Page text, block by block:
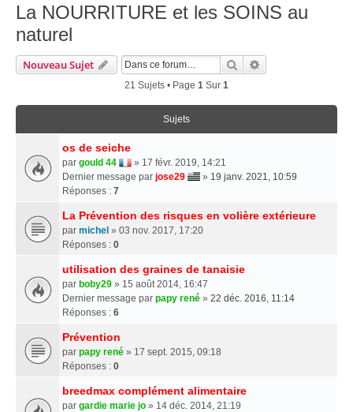
La NOURRITURE et les SOINS au
naturel
Nouveau Sujet Rechercher
21 Sujets • Page 1 Sur 1
Sujets
os de seiche
par gould 44
» 17 févr. 2019, 14:21
Dernier message par jose29 » 19 janv. 2021, 10:59
Réponses : 7
La Prévention des risques en volière extérieure
par michel » 03 nov. 2017, 17:20
Réponses : 0
utilisation des graines de tanaisie
par boby29 » 15 août 2014, 16:47
Dernier message par papy rené » 22 déc. 2016, 11:14
Réponses : 6
Prévention
par papy rené » 17 sept. 2015, 09:18
Réponses : 0
breedmax complément alimentaire
par gardie marie jo » 14 déc. 2014, 21:19